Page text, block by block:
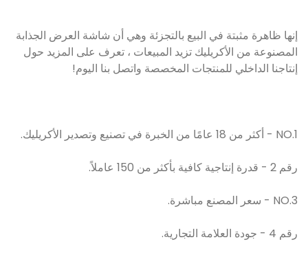
إنها ظاهرة مثبتة في البيع بالتجزئة وهي أن شاشة العرض الجذابة
المصنوعة من الأكريليك تزيد المبيعات ، تعرف على المزيد حول
إنتاجنا الداخلي للمنتجات المخصصة واتصل بنا اليوم!
NO.1 - أكثر من 18 عامًا من الخبرة في تصنيع وتصدير الأكريليك.
رقم 2 - قدرة إنتاجية كافية بأكثر من 150 عاملاً.
NO.3 - سعر المصنع مباشرة.
رقم 4 - جودة العلامة التجارية.